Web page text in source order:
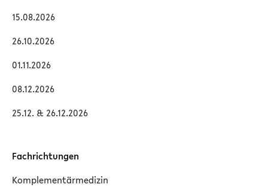
15.08.2026
26.10.2026
01.11.2026
08.12.2026
25.12. & 26.12.2026
Fachrichtungen
Komplementärmedizin